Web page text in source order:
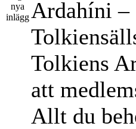
Ardahíni –
Tolkiens
att
Allt du